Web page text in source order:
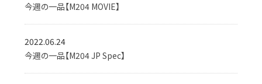
今週の一品【M204 MOVIE】
2022.06.24
今週の一品【M204 JP Spec】